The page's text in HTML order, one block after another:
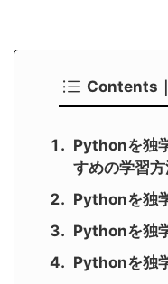
Contents
Pythonを独
すめの学習方
Pythonを独
Pythonを独
Pythonを独